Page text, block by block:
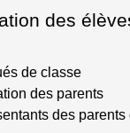
des
de classe
des parents
des parents